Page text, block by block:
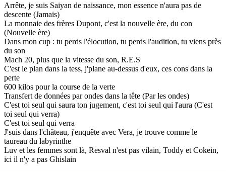
Arrête, je suis Saiyan de naissance, mon essence n'aura pas de
descente (Jamais)
La monnaie des frères Dupont, c'est la nouvelle ère, du con
(Nouvelle ère)
Dans mon cup : tu perds l'élocution, tu perds l'audition, tu viens près
du son
Mach 20, plus que la vitesse du son, R.E.S
C'est le plan dans la tess, j'plane au-dessus d'eux, ces cons dans la
perte
600 kilos pour la course de la verte
Transfert de données par ondes dans la tête (Par les ondes)
C'est toi seul qui saura ton jugement, c'est toi seul qui l'aura (C'est
toi seul qui verra)
C'est toi seul qui verra
J'suis dans l'château, j'enquête avec Vera, je trouve comme le
taureau du labyrinthe
Luv et les femmes sont là, Resval n'est pas vilain, Toddy et Cokein,
ici il n'y a pas Ghislain